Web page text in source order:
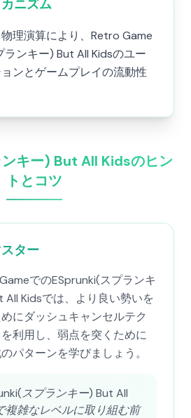
ニズム
理演算により、Retro Game
ランキー) But All Kidsのユー
ンとゲームプレイの流動性
キー) But All Kidsのヒン
トとコツ
ター
でのESprunki(スプランキ
All Kidsでは、より良い勢いを
にダッシュキャンセルテク
利用し、弱点を突くために
パターンを学びましょう。
スプランキー) But All
複雑なレベルに取り組む前